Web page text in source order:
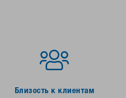
Близость к клиентам